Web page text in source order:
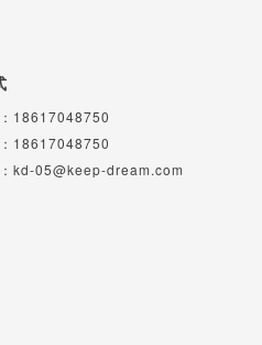
18617048750
18617048750
kd-05@keep-dream.com